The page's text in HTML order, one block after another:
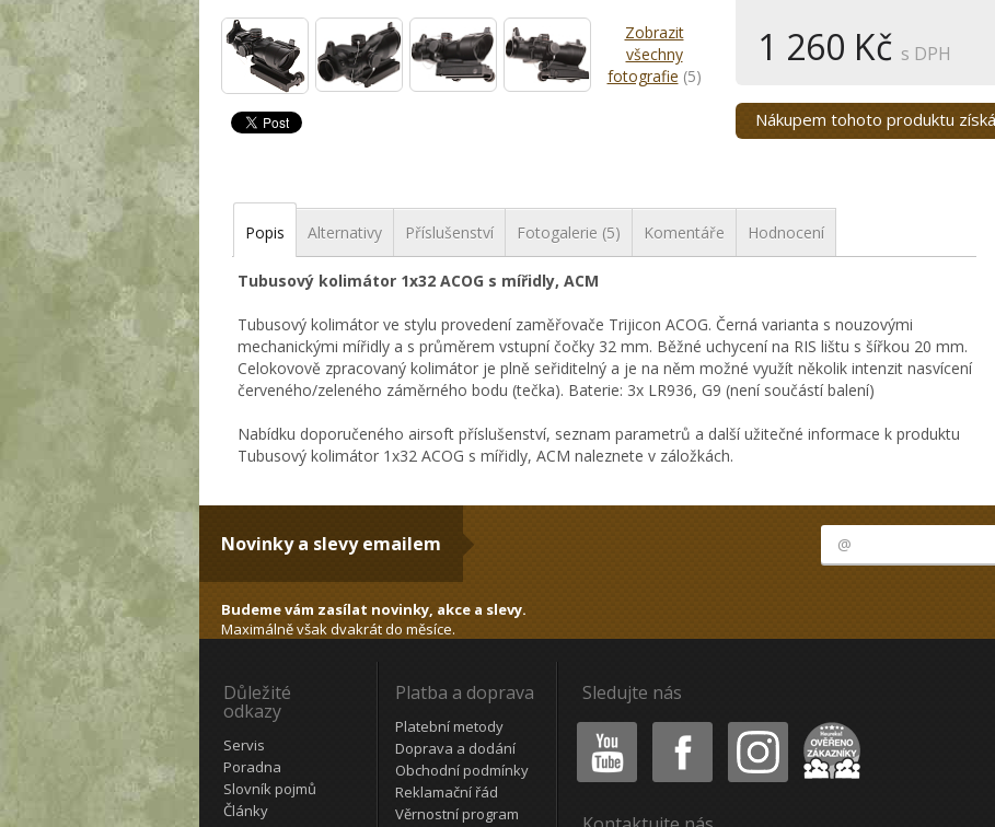
Zobrazit
všechny
fotografie (5)
1 260 Kč s DPH
Nákupem tohoto produktu
Popis Alternativy Příslušenství Fotogalerie (5) Komentáře Hodnocení
Tubusový kolimátor 1x32 ACOG s mířidly, ACM
Tubusový kolimátor ve stylu provedení zaměřovače Trijicon ACOG. Černá varianta s nouzovými
mechanickými mířidly a s průměrem vstupní čočky 32 mm. Běžné uchycení na RIS lištu s šířkou 20 mm.
Celokovově zpracovaný kolimátor je plně seřiditelný a je na něm možné využít několik intenzit nasvícení
červeného/zeleného záměrného bodu (tečka). Baterie: 3x LR936, G9 (není součástí balení)
Nabídku doporučeného airsoft příslušenství, seznam parametrů a další užitečné informace k produktu
Tubusový kolimátor 1x32 ACOG s mířidly, ACM naleznete v záložkách.
Novinky a slevy emailem
Budeme vám zasílat novinky, akce a slevy.
Maximálně však dvakrát do měsíce.
Důležité
odkazy
Servis
Poradna
Slovník pojmů
Články
Platba a doprava
Platební metody
Doprava a dodání
Obchodní podmínky
Reklamační řád
Věrnostní program
Sledujte nás
Youtube Facebook Instagram Heureka